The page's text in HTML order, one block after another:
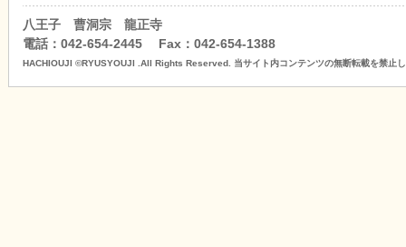
八王子 曹洞宗 龍正寺
電話：042-654-2445 Fax：042-654-1388
HACHIOUJI ©RYUSYOUJI .All Rights Reserved. 当サイト内コンテンツの無断転載を禁止